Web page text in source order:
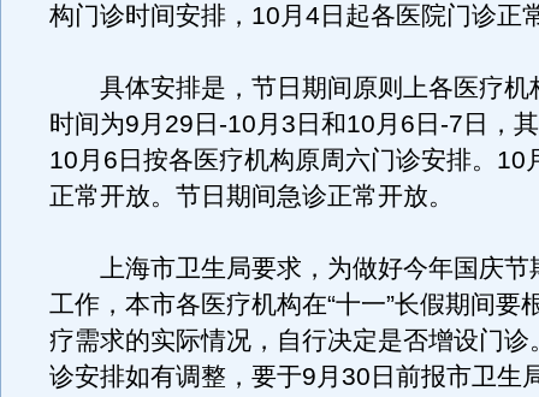
构门诊时间安排，10月4日起各医院门诊正
具体安排是，节日期间原则上各医疗机
时间为9月29日-10月3日和10月6日-7日，
10月6日按各医疗机构原周六门诊安排。10
正常开放。节日期间急诊正常开放。
上海市卫生局要求，为做好今年国庆节
工作，本市各医疗机构在“十一”长假期间要
疗需求的实际情况，自行决定是否增设门诊
诊安排如有调整，要于9月30日前报市卫生